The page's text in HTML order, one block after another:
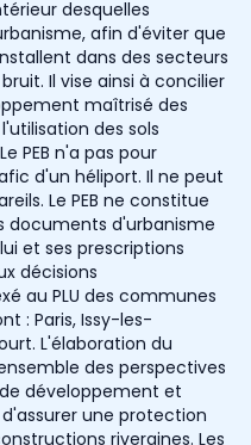
desquelles
afin d'éviter que
dans des secteurs
Il vise ainsi à concilier
maîtrisé des
des sols
PEB n'a pas pour
d'un héliport. Il ne peut
Le PEB ne constitue
documents d'urbanisme
et ses prescriptions
décisions
au PLU des communes
: Paris, Issy-les-
L'élaboration du
des perspectives
développement et
une protection
riveraines. Les